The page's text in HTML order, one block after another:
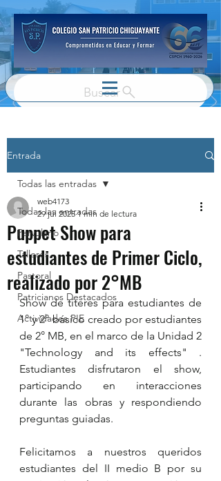
Buscar
Entrada
Todas las entradas
Parvulario
Talleres
Pastoral
Patricianos Destacados
Actividades PIE
Todas las entradas
Puppet Show para
estudiantes de Primer Ciclo,
realizado por 2°MB
web4173
29 jul 2025 1 min de lectura
Show de títeres para estudiantes de
1° y 2° básico creado por estudiantes
de 2° MB, en el marco de la Unidad 2
"Technology and its effects" .
Estudiantes disfrutaron el show,
participando en interacciones
durante las obras y respondiendo
preguntas guiadas.
Felicitamos a nuestros queridos
estudiantes del II medio B por su